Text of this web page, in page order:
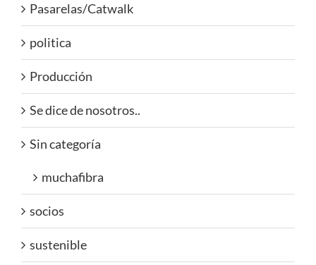
Pasarelas/Catwalk
politica
Producción
Se dice de nosotros..
Sin categoría
muchafibra
socios
sustenible